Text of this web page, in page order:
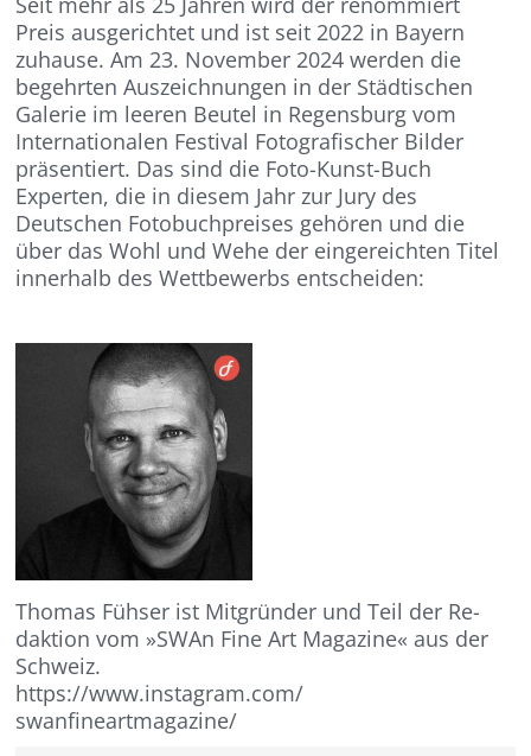
Preis ausgerichtet und ist seit 2022 in Bayern
zuhause. Am 23. November 2024 werden die
begehrten Auszeichnungen in der Städtischen
Galerie im leeren Beutel in Regensburg vom
Internationalen Festival Fotografischer Bilder
präsentiert. Das sind die Foto-Kunst-Buch
Experten, die in diesem Jahr zur Jury des
Deutschen Fotobuchpreises gehören und die
über das Wohl und Wehe der eingereichten Titel
innerhalb des Wettbewerbs entscheiden:
Thomas Fühser ist Mitgründer und Teil der Re-
daktion vom »SWAn Fine Art Magazine« aus der
Schweiz.
https://www.instagram.com/
swanfineartmagazine/